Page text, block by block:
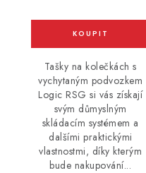
Tašky na kolečkách s
vychytaným podvozkem
Logic RSG si vás získají
svým důmyslným
skládacím systémem a
dalšími praktickými
vlastnostmi, díky kterým
bude nakupování...